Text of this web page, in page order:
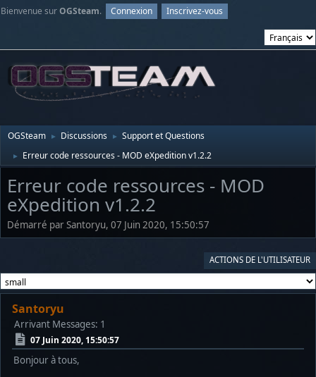
Bienvenue surOGSteam. Connexion Inscrivez-vous
OGSteam ► Discussions ► Support et Questions
► Erreur code ressources - MOD eXpedition v1.2.2
Erreur code ressources - MOD
eXpedition v1.2.2
Démarré par Santoryu, 07 Juin 2020, 15:50:57
ACTIONS DE L'UTILISATEUR
Santoryu
Arrivant Messages: 1
07 Juin 2020, 15:50:57
Bonjour à tous,